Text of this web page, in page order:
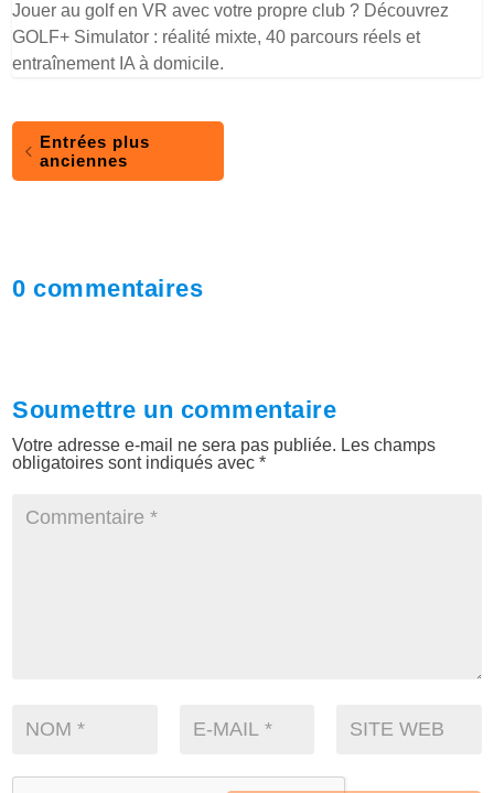
Jouer au golf en VR avec votre propre club ? Découvrez
GOLF+ Simulator : réalité mixte, 40 parcours réels et
entraînement IA à domicile.
Entrées plus
anciennes
0 commentaires
Soumettre un commentaire
Votre adresse e-mail ne sera pas publiée. Les champs
obligatoires sont indiqués avec*